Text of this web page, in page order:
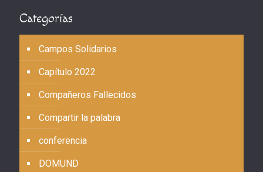
Categorías
Campos Solidarios
Capítulo 2022
Compañeros Fallecidos
Compartir la palabra
conferencia
DOMUND